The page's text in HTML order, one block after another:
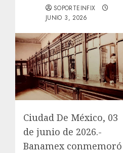
SOPORTEINFIX
JUNIO 3, 2026
Ciudad De México, 03
de junio de 2026.-
Banamex conmemoró